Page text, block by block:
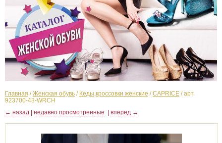
Главная /Женская обувь / Кеды,кроссовки женские /CAPRICE /арт.
923700-43-WRCH
← назад
недавно просмотренные вперед →